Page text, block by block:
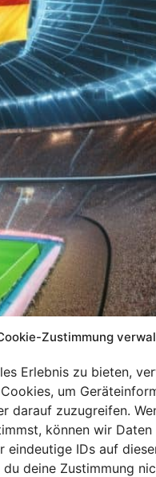
Zustimmung
Erlebnis zu bieten,
um
darauf zuzugreifen.
können wir Daten
eindeutige IDs auf
du deine Zustimmung
von einer
Vorentscheidung, Kai
Die späten Tore